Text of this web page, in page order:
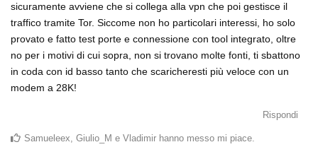
sicuramente avviene che si collega alla vpn che poi gestisce il
traffico tramite Tor. Siccome non ho particolari interessi, ho solo
provato e fatto test porte e connessione con tool integrato, oltre
no per i motivi di cui sopra, non si trovano molte fonti, ti sbattono
in coda con id basso tanto che scaricheresti più veloce con un
modem a 28K!
Rispondi
Samueleex Giulio_M e Vladimir hanno messo mi piace